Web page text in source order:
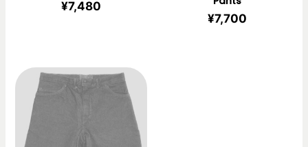
¥7,480
¥7,700